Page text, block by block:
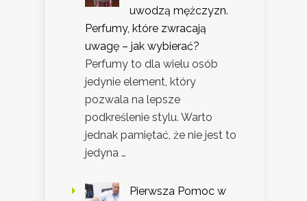
uwodzą mężczyzn.
Perfumy, które zwracają
uwagę – jak wybierać?
Perfumy to dla wielu osób
jedynie element, który
pozwala na lepsze
podkreślenie stylu. Warto
jednak pamiętać, że nie jest to
jedyna …
Pierwsza Pomoc w